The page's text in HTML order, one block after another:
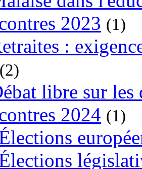
2023 (1)
:
(2)
libre sur les
2024 (1)